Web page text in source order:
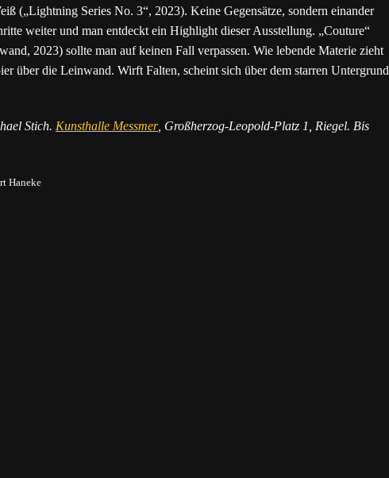
(„Lightning Series No. 3“, 2023). Keine Gegensätze, sondern einander
weiter und man entdeckt ein Highlight dieser Ausstellung. „Couture“
2023) sollte man auf keinen Fall verpassen. Wie lebende Materie zieht
über die Leinwand. Wirft Falten, scheint sich über dem starren Untergrund
Stich. Kunsthalle Messmer, Großherzog-Leopold-Platz 1, Riegel. Bis
Haneke